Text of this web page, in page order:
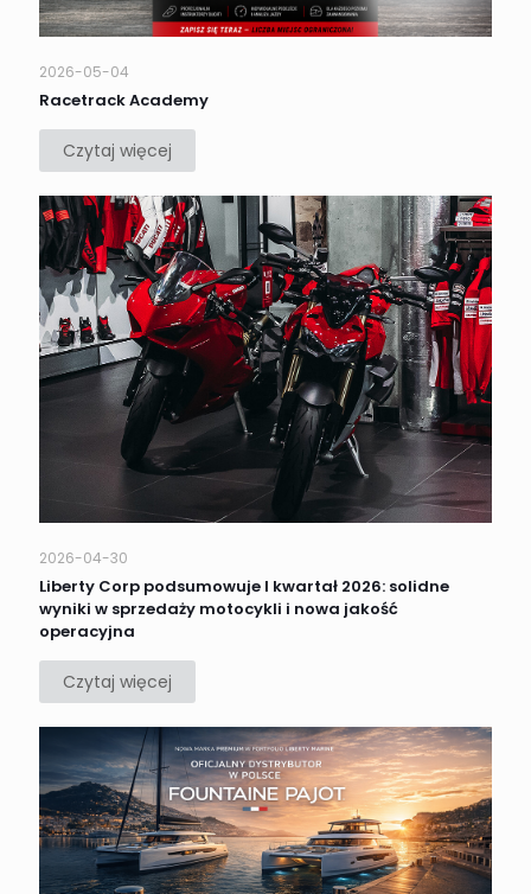
2026-05-04
Racetrack Academy
Czytaj więcej
2026-04-30
Liberty Corp podsumowuje I kwartał 2026: solidne
wyniki w sprzedaży motocykli i nowa jakość
operacyjna
Czytaj więcej